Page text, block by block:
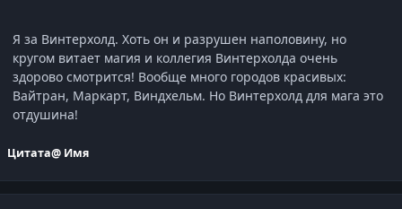
Я за Винтерхолд. Хоть он и разрушен наполовину, но
кругом витает магия и коллегия Винтерхолда очень
здорово смотрится! Вообще много городов красивых:
Вайтран, Маркарт, Виндхельм. Но Винтерхолд для мага это
отдушина!
Цитата@ Имя